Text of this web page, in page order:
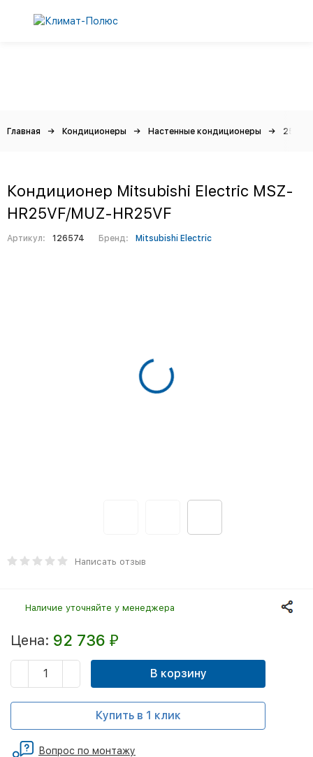
Главная Кондиционеры Настенные кондиционеры 25 м²
Кондиционер Mitsubishi Electric MSZ-
HR25VF/MUZ-HR25VF
Артикул: 126574 Бренд: Mitsubishi Electric
Написать отзыв
Наличие уточняйте у менеджера
Цена: 92 736 ₽
В корзину
Купить в 1 клик
Вопрос по монтажу